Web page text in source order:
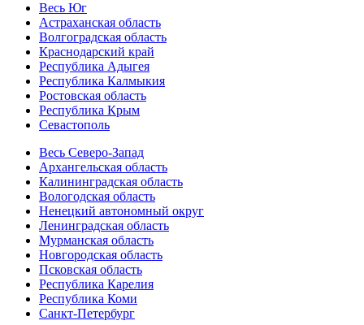
Весь Юг
Астраханская область
Волгоградская область
Краснодарский край
Республика Адыгея
Республика Калмыкия
Ростовская область
Республика Крым
Севастополь
Весь Северо-Запад
Архангельская область
Калининградская область
Вологодская область
Ненецкий автономный округ
Ленинградская область
Мурманская область
Новгородская область
Псковская область
Республика Карелия
Республика Коми
Санкт-Петербург